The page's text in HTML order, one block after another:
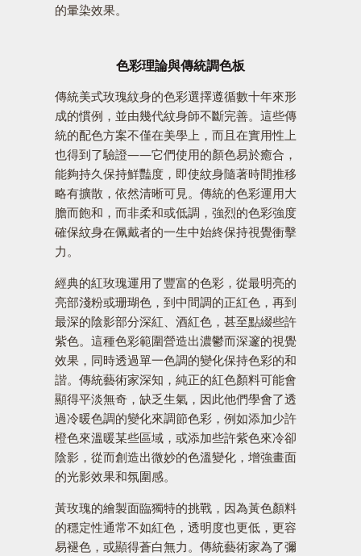
的暈染效果。
色彩理論與傳統調色板
傳統美式玫瑰紋身的色彩選擇遵循數十年來形
成的慣例，並由幾代紋身師不斷完善。這些傳
統的配色方案不僅在美學上，而且在實用性上
也得到了驗證——它們使用的顏色易於癒合，
能夠持久保持鮮豔度，即使紋身隨著時間推移
略有擴散，依然清晰可見。傳統的色彩運用大
膽而飽和，而非柔和或低調，強烈的色彩強度
確保紋身在佩戴者的一生中始終保持視覺衝擊
力。
經典的紅玫瑰運用了豐富的色彩，從最明亮的
亮部淺粉或珊瑚色，到中間調的正紅色，再到
最深的陰影部分深紅、酒紅色，甚至點綴些許
紫色。這種色彩範圍營造出濃鬱而深邃的視覺
效果，同時透過單一色調的變化保持色彩的和
諧。傳統藝術家深知，純正的紅色顏料可能會
顯得平淡無奇，缺乏生氣，因此他們學會了透
過冷暖色調的變化來調節色彩，例如添加少許
橙色來溫暖某些區域，或添加些許紫色來冷卻
陰影，從而創造出微妙的色溫變化，增強畫面
的光影效果和氛圍感。
黃玫瑰的繪製面臨獨特的挑戰，因為黃色顏料
的穩定性通常不如紅色，透明度也更低，更容
易褪色，或顯得蒼白無力。傳統藝術家為了彌